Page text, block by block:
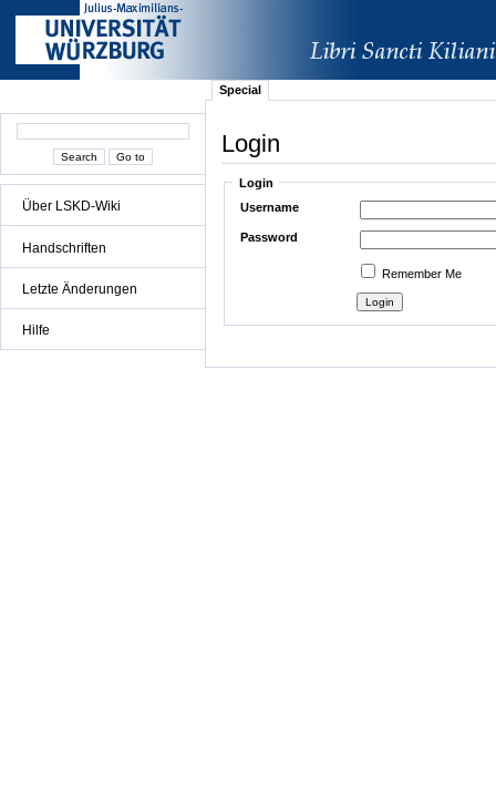
Über LSKD-Wiki
Handschriften
Letzte Änderungen
Hilfe
Special
Login
Login
Username
Password
Remember Me